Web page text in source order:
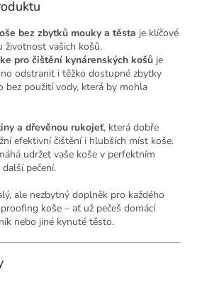
bez zbytků mouky a těsta je klíčové
životnost vašich košů.
pro čištění kynárenských košů je
odstranit i těžko dostupné zbytky
bez použití vody, která by mohla
a dřevěnou rukojeť, která dobře
efektivní čištění i hlubších míst koše.
udržet vaše koše v perfektním
pečení.
ale nezbytný doplněk pro každého
koše – ať už pečeš domácí
nebo jiné kynuté těsto.